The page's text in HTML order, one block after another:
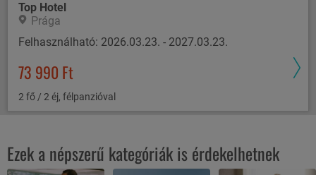
Top Hotel
Prága
Felhasználható: 2026.03.23. - 2027.03.23.
73 990 Ft
2 fő / 2 éj, félpanzióval
Ezek a népszerű kategóriák is érdekelhetnek